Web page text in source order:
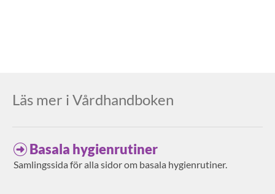
Läs mer i Vårdhandboken
Basala hygienrutiner
Samlingssida för alla sidor om basala hygienrutiner.